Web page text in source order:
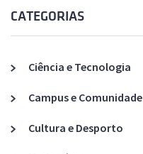
CATEGORIAS
Ciência e Tecnologia
Campus e Comunidade
Cultura e Desporto